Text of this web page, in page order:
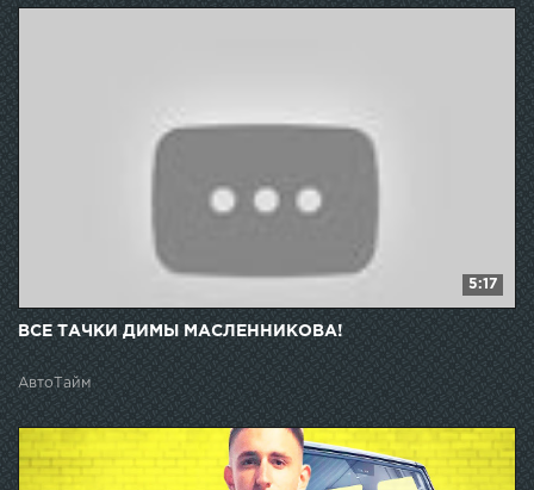
5:17
ВСЕ ТАЧКИ ДИМЫ МАСЛЕННИКОВА!
АвтоТайм